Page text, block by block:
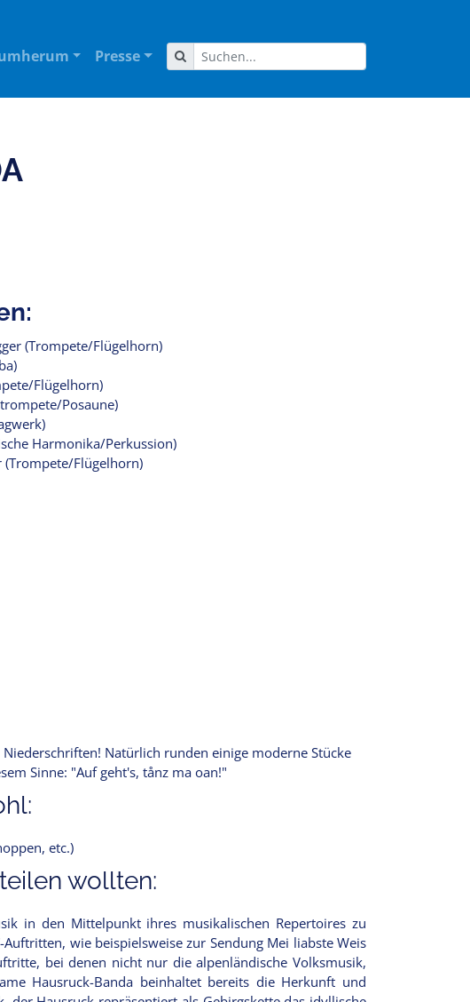
Presse
(Trompete/Flügelhorn)
Flügelhorn)
Posaune)
Harmonika/Perkussion)
(Trompete/Flügelhorn)
Natürlich runden einige moderne Stücke
Sinne: "Auf geht's, tånz ma oan!"
etc.)
wollten:
in den Mittelpunkt ihres musikalischen Repertoires zu
wie beispielsweise zur Sendung Mei liabste Weis
bei denen nicht nur die alpenländische Volksmusik,
Hausruck-Banda beinhaltet bereits die Herkunft und